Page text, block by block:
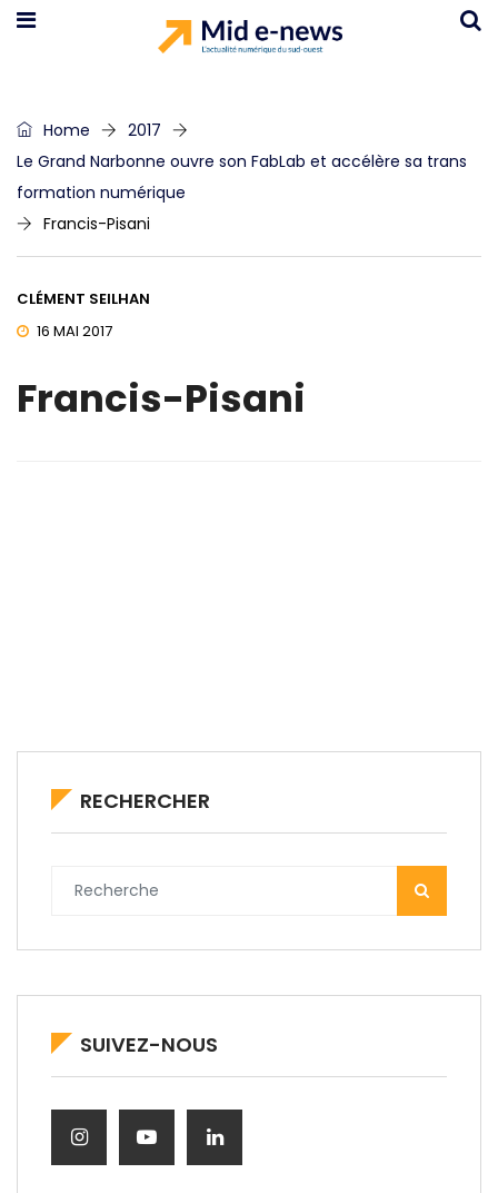
Home
2017
Le Grand Narbonne ouvre son FabLab et accélère sa trans
formation numérique
Francis-Pisani
CLÉMENT SEILHAN
16 MAI 2017
Francis-Pisani
RECHERCHER
SUIVEZ-NOUS